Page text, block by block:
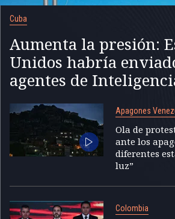
Cuba
Aumenta la presión:
Unidos habría
agentes de
Apagones
Ola de
ante los
diferentes
luz”
Colombia